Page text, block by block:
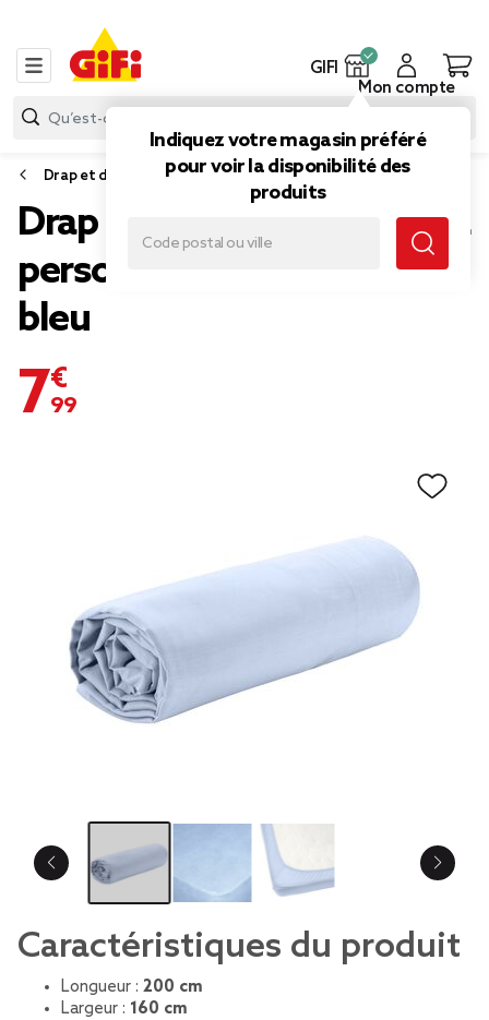
GIFI
Indiquez votre magasin préféré
pour voir la disponibilité des
produits
Mon compte
Drap et drap housse
Drap housse 160x200cm 2
personnes polyester uni
bleu
7,99 €
Caractéristiques du produit
Longueur : 200 cm
Largeur : 160 cm